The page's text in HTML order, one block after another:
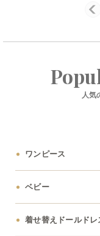
人気
ワンピース
ベビー
着せ替えドールドレ